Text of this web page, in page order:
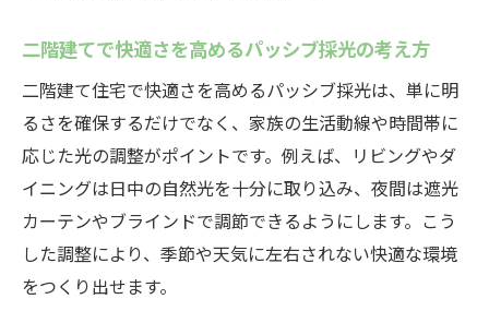
二階建てで快適さを高めるパッシブ採光の考え方
二階建て住宅で快適さを高めるパッシブ採光は、単に明
るさを確保するだけでなく、家族の生活動線や時間帯に
応じた光の調整がポイントです。例えば、リビングやダ
イニングは日中の自然光を十分に取り込み、夜間は遮光
カーテンやブラインドで調節できるようにします。こう
した調整により、季節や天気に左右されない快適な環境
をつくり出せます。